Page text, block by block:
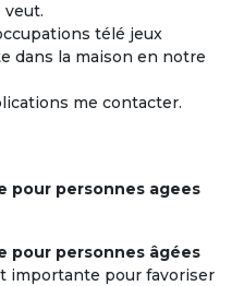
veut.
télé jeux
dans la maison en notre
me contacter.
pour personnes agees
pour personnes âgées
importante pour favoriser